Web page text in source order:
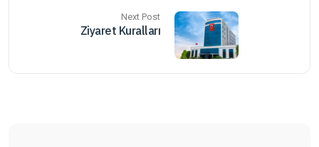
Next Post
Ziyaret Kuralları